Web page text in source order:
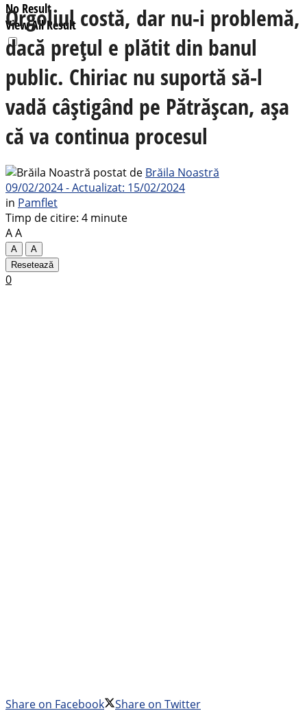
No Result
View All Result
Orgoliul costă, dar nu-i problemă,
dacă prețul e plătit din banul
public. Chiriac nu suportă să-l
vadă câștigând pe Pătrășcan, așa
că va continua procesul
postat de Brăila Noastră
09/02/2024 - Actualizat: 15/02/2024
in Pamflet
Timp de citire: 4 minute
AA
A
A
Resetează
0
Share on Facebook
Share on Twitter